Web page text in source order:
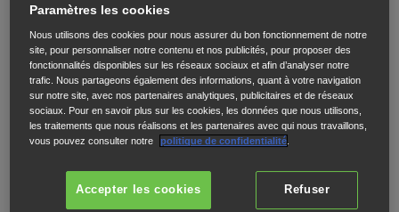
MOTOCULTURE
73 RUE ARTHUR ENAUD, ROUTE DE PONTIVY ,LOUDEAC,22600
ITINÉRAIRE
Paramètres les cookies
Nous utilisons des cookies pour nous assurer du bon fonctionnement de notre
site, pour personnaliser notre contenu et nos publicités, pour proposer des
fonctionnalités disponibles sur les réseaux sociaux et afin d’analyser notre
trafic. Nous partageons également des informations, quant à votre navigation
sur notre site, avec nos partenaires analytiques, publicitaires et de réseaux
sociaux. Pour en savoir plus sur les cookies, les données que nous utilisons,
les traitements que nous réalisons et les partenaires avec qui nous travaillons,
vous pouvez consulter notre
politique de confidentialité.
Refuser
Accepter les cookies